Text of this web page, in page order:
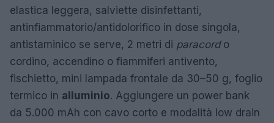
elastica leggera, salviette disinfettanti,
antinfiammatorio/antidolorifico in dose singola,
antistaminico se serve, 2 metri di paracordo
cordino, accendino o fiammiferi antivento,
fischietto, mini lampada frontale da 30–50 g, foglio
termico in alluminio. Aggiungere un power bank
da 5.000 mAh con cavo corto e modalità low drain